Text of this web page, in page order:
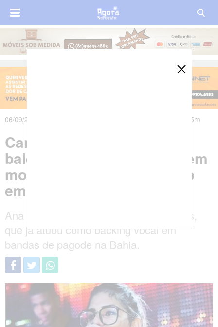
06/09/2021 às 21h05m - Atualizado em 07/09/2021 às 00h55m
Cantora morre após ser
baleada enquanto andava em
motocicleta com namorado
em Salvador
Ana Cláudia Nunes da Cruz, de 29 anos,
que já atuou como backing vocal em
bandas de pagode na Bahia.